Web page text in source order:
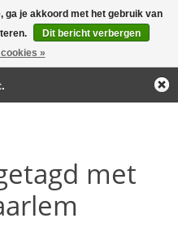
met
ga je akkoord met het gebruik van
Dit bericht verbergen
»
Deze winkel is in aanbouw.
niet worden gehonoreerd of